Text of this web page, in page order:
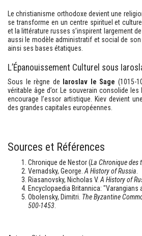
Le christianisme orthodoxe devient une
se transforme en un centre spirituel et
et la littérature russes s’inspirent largement
aussi le modèle administratif et social de
ainsi ses bases étatiques.
L’Épanouissement Culturel sous
Sous le règne de Iaroslav le Sage (1015-
véritable âge d’or. Le souverain consolide
encourage l’essor artistique. Kiev devient
des grandes capitales européennes.
Sources et Références
Chronique de Nestor (La Chronique des
Vernadsky, George. A History of Russia
Riasanovsky, Nicholas V. A History of
Encyclopaedia Britannica: "Varangians
Obolensky, Dimitri. The Byzantine
500-1453